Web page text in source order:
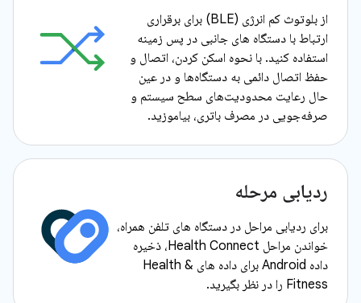
از بلوتوث کم انرژی (BLE) برای برقراری
ارتباط با دستگاه های جانبی در پس زمینه
استفاده کنید. با نحوه اسکن کردن، اتصال و
حفظ اتصال دائمی به دستگاه‌ها و در عین
حال رعایت محدودیت‌های سطح سیستم و
صرفه‌جویی در مصرف باتری، بیاموزید.
ردیابی مرحله
برای ردیابی مراحل در دستگاه های تلفن همراه،
خواندن مراحل Health Connect، ذخیره
داده Android برای داده های Health &
Fitness را در نظر بگیرید.